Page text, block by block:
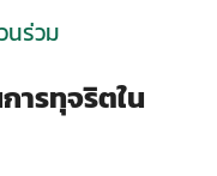
นร่วม
ารทุจริตใน